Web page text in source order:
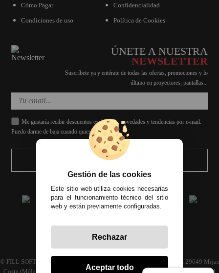
Cómo Pagar
Condiciones de uso
Confidencialidad
Política de Cookies
ÚNETE A NUESTRA
NEWSLETTER
Suscríbete ya y entérate de todas las ofertas, promociones y lo
último en proyectores, pantallas...
Me gustaría recibir descuentos exclusivos, novedades y tendencias por e-mail.
Puedo darme de baja cuando quiera.
ENVIAR
© FILL SOFT S.L., CIF: B93024339 C/ Archidona naves 30 y 32, C.P. 29649 Mijas
Costa (Málaga) | Empresa inscrita en el registro mercantil tomo 4686 Libro 3594
Gestión de las cookies
Este sitio web utiliza cookies necesarias
para el funcionamiento técnico del sitio
web y están previamente configuradas.
Rechazar
Aceptar todo